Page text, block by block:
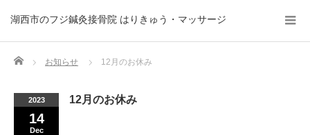
湖西市のフジ鍼灸接骨院 はりきゅう・マッサージ
Home お知らせ 12月のお休み
2023
14
Dec
12月のお休み